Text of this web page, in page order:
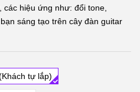
các hiệu ứng như: đổi tone,
sáng tạo trên cây đàn guitar
tự lắp)